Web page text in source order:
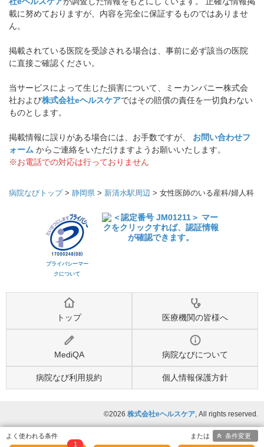
載に努めておりますが、内容を完全に保証するものではありませ
ん。
掲載されている医院を受診される場合は、事前に必ず該当の医院
に直接ご確認ください。
当サービスによって生じた損害について、ミーカンパニー株式会
社および株式会社eヘルスケアではその賠償の責任を一切負わない
ものとします。
掲載情報に誤りがある場合には、お手数ですが、 お問い合わせフ
ォーム からご連絡をいただけますようお願いいたします。
※お電話での対応は行っておりません
病院なびトップ> 静岡県 > 新清水駅周辺 > 女性医師のいる産科/婦人科
プライバシーマー
クについて
トップ 医療機関の皆様へ
MediQA 病院なびについて
病院なび利用規約 個人情報保護方針
©2026 株式会社eヘルスケア, All rights reserved.
1
条件変更